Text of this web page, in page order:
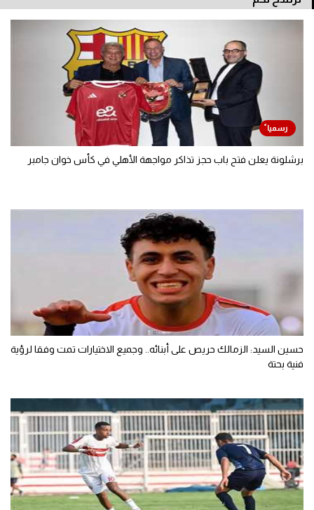
برشلونة يعلن فتح باب حجز تذاكر مواجهة الأهلي في كأس خوان جامبر
حسين السيد: الزمالك حريص على أبنائه.. وجميع الاختيارات تمت وفقا لرؤية
فنية بحتة